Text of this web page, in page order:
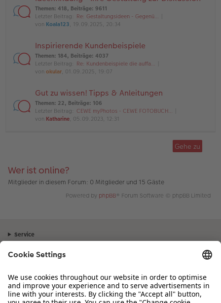
Themen: 418, Beiträge: 9611
Letzter Beitrag: Re: Gestaltungsideen - Gegenü…
von Koala123, 19.09.2025, 20:34
Inspirierende Kundenbeispiele
Themen: 184, Beiträge: 4037
Letzter Beitrag: Re: Kundenbeispiele die auffa…
von okular, 01.09.2025, 19:07
Gut zu wissen! Tipps & Anleitungen
Themen: 22, Beiträge: 106
Letzter Beitrag: CEWE myPhotos - CEWE FOTOBUCH…
von Katharine, 05.09.2023, 12:31
Gehe zu
Wer ist online?
Mitglieder in diesem Forum: 0 Mitglieder und 15 Gäste
Powered by phpBB® Forum Software © phpBB Limited
Service
Sortiment